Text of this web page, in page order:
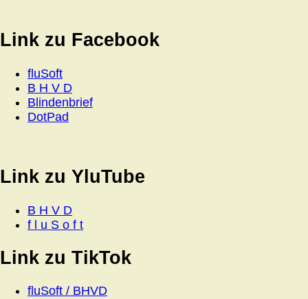
Link zu Facebook
fluSoft
B H V D
Blindenbrief
DotPad
Link zu YluTube
B H V D
f l u S o f t
Link zu TikTok
fluSoft / BHVD